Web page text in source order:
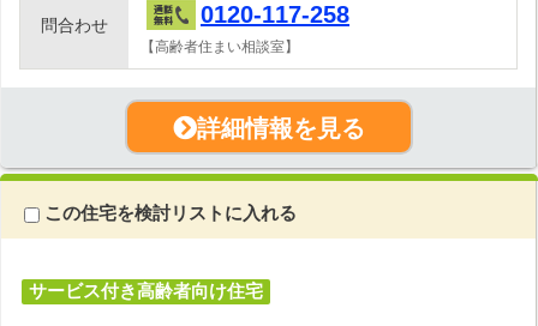
問合わせ 0120-117-258
【高齢者住まい相談室】
詳細情報を見る
この住宅を検討リストに入れる
サービス付き高齢者向け住宅